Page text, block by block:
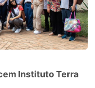
Instituto Terra